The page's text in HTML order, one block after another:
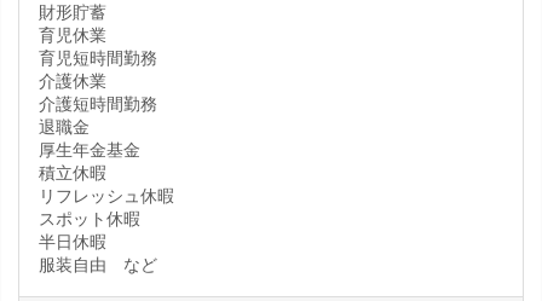
財形貯蓄
育児休業
育児短時間勤務
介護休業
介護短時間勤務
退職金
厚生年金基金
積立休暇
リフレッシュ休暇
スポット休暇
半日休暇
服装自由 など